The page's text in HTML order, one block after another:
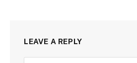
LEAVE A REPLY